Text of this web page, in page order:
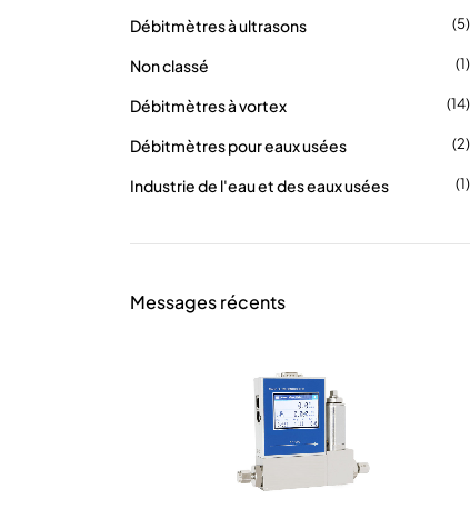
Débitmètres à ultrasons (5)
Non classé (1)
Débitmètres à vortex (14)
Débitmètres pour eaux usées (2)
Industrie de l'eau et des eaux usées (1)
Messages récents